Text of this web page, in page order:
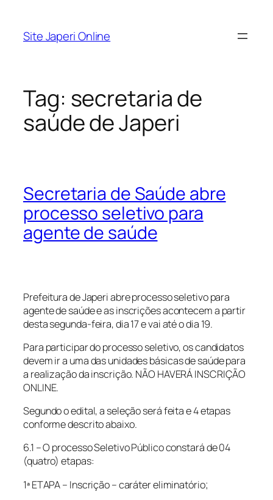
Site Japeri Online
Tag: secretaria de
saúde de Japeri
Secretaria de Saúde abre
processo seletivo para
agente de saúde
Prefeitura de Japeri abre processo seletivo para
agente de saúde e as inscrições acontecem a partir
desta segunda-feira, dia 17 e vai até o dia 19.
Para participar do processo seletivo, os candidatos
devem ir a uma das unidades básicas de saúde para
a realização da inscrição. NÃO HAVERÁ INSCRIÇÃO
ONLINE.
Segundo o edital, a seleção será feita e 4 etapas
conforme descrito abaixo.
6.1 – O processo Seletivo Público constará de 04
(quatro) etapas:
1ª ETAPA – Inscrição – caráter eliminatório;